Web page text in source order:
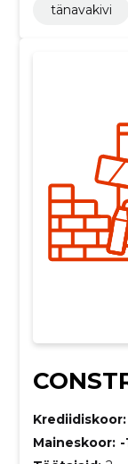
tänavakivi
Krediidiskoor:
Maineskoor: -